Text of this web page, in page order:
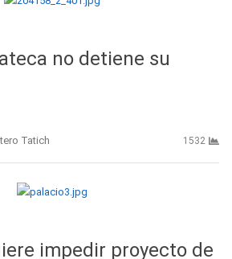
no detiene su
Tatich 1532
impedir proyecto de